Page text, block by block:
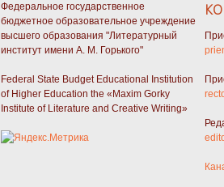
Федеральное государственное
бюджетное образовательное учреждение
высшего образования "Литературный
институт имени А. М. Горького"
Federal State Budget Educational Institution
of Higher Education the «Maxim Gorky
Institute of Literature and Creative Writing»